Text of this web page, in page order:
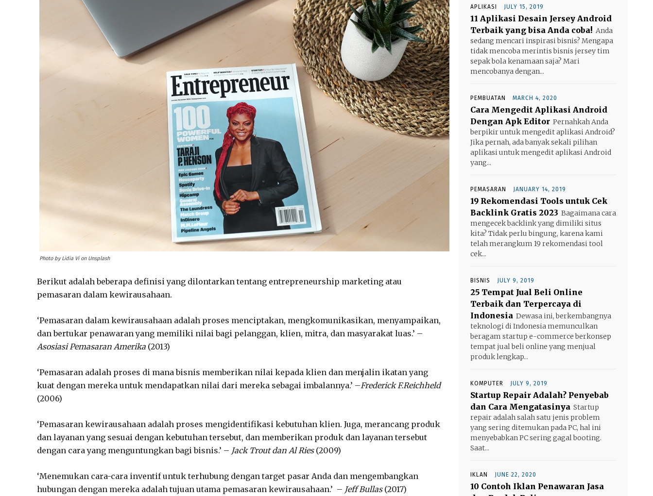
Photo by Lidia Vi on Unsplash
Berikut adalah beberapa definisi yang dilontarkan tentang entrepreneurship marketing atau
pemasaran dalam kewirausahaan.
‘Pemasaran dalam kewirausahaan adalah proses menciptakan, mengkomunikasikan, menyampaikan,
dan bertukar penawaran yang memiliki nilai bagi pelanggan, klien, mitra, dan masyarakat luas.’ –
Asosiasi Pemasaran Amerika (2013)
‘Pemasaran adalah proses di mana bisnis memberikan nilai kepada klien dan menjalin ikatan yang
kuat dengan mereka untuk mendapatkan nilai dari mereka sebagai imbalannya.’ –Frederick F.Reichheld
(2006)
‘Pemasaran kewirausahaan adalah proses mengidentifikasi kebutuhan klien. Juga, merancang produk
dan layanan yang sesuai dengan kebutuhan tersebut, dan memberikan produk dan layanan tersebut
dengan cara yang menguntungkan bagi bisnis.’ – Jack Trout dan Al Ries(2009)
‘Menemukan cara-cara inventif untuk terhubung dengan target pasar Anda dan mengembangkan
hubungan dengan mereka adalah tujuan utama pemasaran kewirausahaan.’ – Jeff Bullas(2017)
APLIKASI JULY 15, 2019
11 Aplikasi Desain Jersey Android
Terbaik yang bisa Anda coba! Anda
sedang mencari inspirasi bisnis? Mengapa
tidak mencoba merintis bisnis jersey tim
sepak bola kenamaan saja? Mari
mencobanya dengan...
PEMBUATAN MARCH 4, 2020
Cara Mengedit Aplikasi Android
Dengan Apk Editor Pernahkah Anda
berpikir untuk mengedit aplikasi Android?
Jika pernah, ada banyak sekali pilihan
aplikasi untuk mengedit aplikasi Android
yang...
PEMASARAN JANUARY 14, 2019
19 Rekomendasi Tools untuk Cek
Backlink Gratis 2023 Bagaimana cara
mengecek backlink yang dimiliki situs
kita? Tidak perlu bingung, karena kami
telah merangkum 19 rekomendasi tool
cek...
BISNIS JULY 9, 2019
25 Tempat Jual Beli Online
Terbaik dan Terpercaya di
Indonesia Dewasa ini, berkembangnya
teknologi di Indonesia memunculkan
beragam startup e-commerce berkonsep
tempat jual beli online yang menjual
produk lengkap...
KOMPUTER JULY 9, 2019
Startup Repair Adalah? Penyebab
dan Cara Mengatasinya Startup
repair adalah salah satu jenis problem
yang sering ditemukan pada PC, hal ini
menyebabkan PC sering gagal booting.
Saat...
IKLAN JUNE 22, 2020
10 Contoh Iklan Penawaran Jasa